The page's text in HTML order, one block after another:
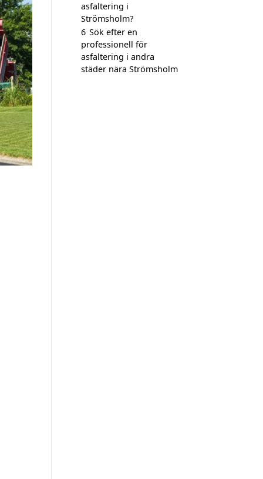
asfaltering i
Strömsholm?
6 Sök efter en
professionell för
asfaltering i andra
städer nära Strömsholm